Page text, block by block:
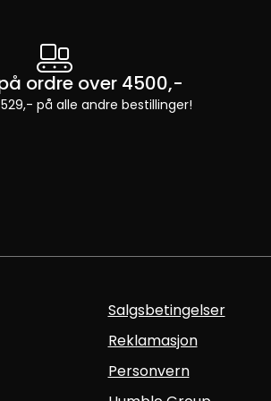
ordre over 4500,-
på alle andre bestillinger!
Salgsbetingelser
Reklamasjon
Personvern